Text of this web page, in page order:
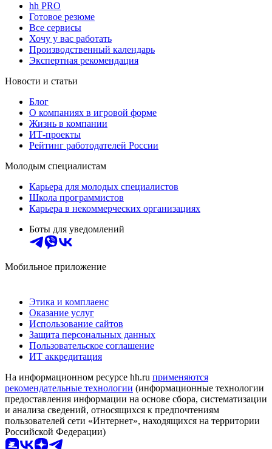
hh PRO
Готовое резюме
Все сервисы
Хочу у вас работать
Производственный календарь
Экспертная рекомендация
Новости и статьи
Блог
О компаниях в игровой форме
Жизнь в компании
ИТ-проекты
Рейтинг работодателей России
Молодым специалистам
Карьера для молодых специалистов
Школа программистов
Карьера в некоммерческих организациях
Боты для уведомлений
Мобильное приложение
Этика и комплаенс
Оказание услуг
Использование сайтов
Защита персональных данных
Пользовательское соглашение
ИТ аккредитация
На информационном ресурсе hh.ru применяются
рекомендательные технологии (информационные технологии
предоставления информации на основе сбора, систематизации
и анализа сведений, относящихся к предпочтениям
пользователей сети «Интернет», находящихся на территории
Российской Федерации)